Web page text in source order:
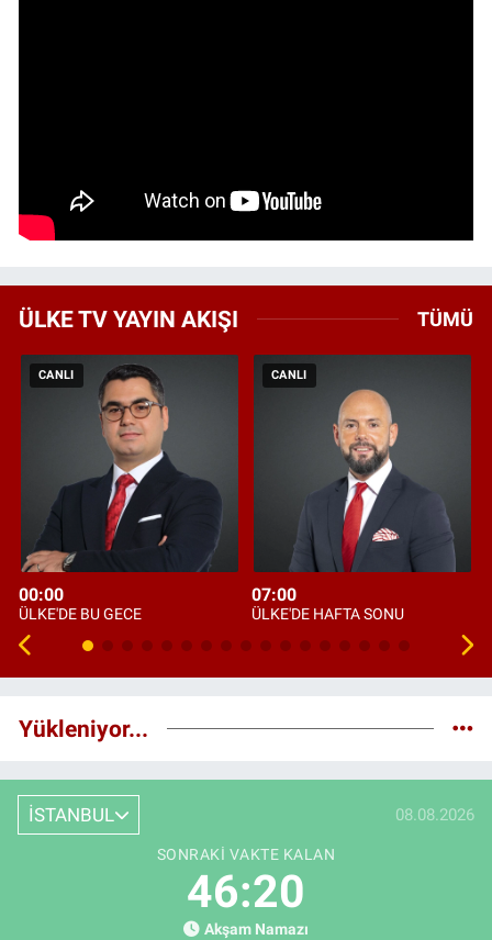
ÜLKE TV YAYIN AKIŞI TÜMÜ
CANLI
00:00
ÜLKE'DE BU GECE
CANLI
07:00
ÜLKE'DE HAFTA SONU
Yükleniyor...
İSTANBUL 08.08.2026
SONRAKI VAKTE KALAN
46:19
Akşam Namazı